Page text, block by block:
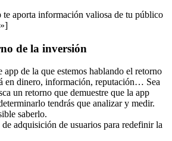
aporta información valiosa de tu público
de la inversión
de la que estemos hablando el retorno
en dinero, información, reputación… Sea
un retorno que demuestre que la app
tendrás que analizar y medir.
saberlo.
adquisición de usuarios para redefinir la